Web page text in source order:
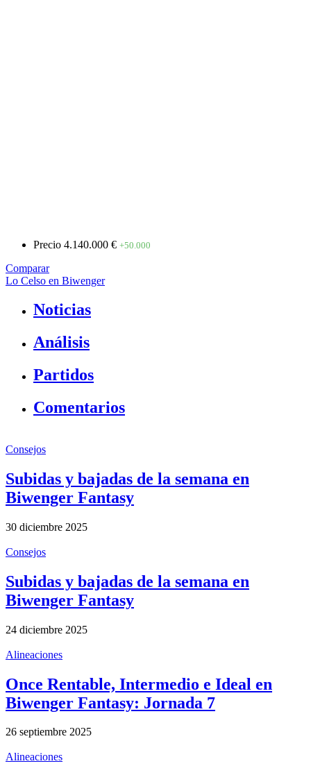
Precio 4.140.000 € +50.000
Comparar
Lo Celso en Biwenger
Noticias
Análisis
Partidos
Comentarios
Consejos
Subidas y bajadas de la semana en
Biwenger Fantasy
30 diciembre 2025
Consejos
Subidas y bajadas de la semana en
Biwenger Fantasy
24 diciembre 2025
Alineaciones
Once Rentable, Intermedio e Ideal en
Biwenger Fantasy: Jornada 7
26 septiembre 2025
Alineaciones